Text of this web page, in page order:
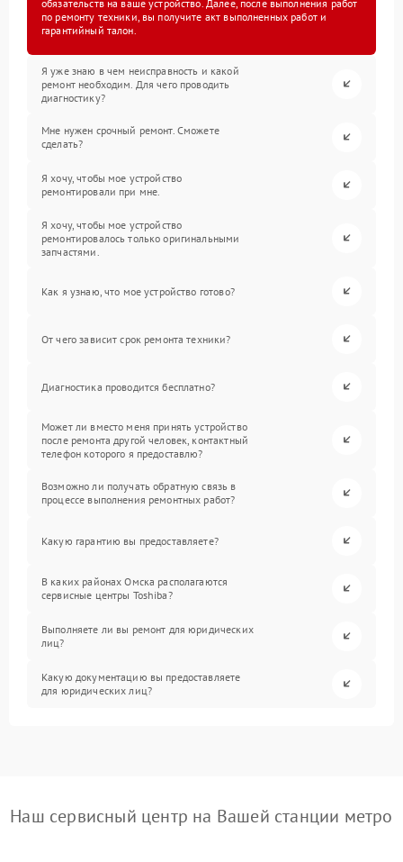
обязательств на ваше устройство. Далее, после выполнения работ
по ремонту техники, вы получите акт выполненных работ и
гарантийный талон.
Я уже знаю в чем неисправность и какой
ремонт необходим. Для чего проводить
диагностику?
Мне нужен срочный ремонт. Сможете
сделать?
Я хочу, чтобы мое устройство
ремонтировали при мне.
Я хочу, чтобы мое устройство
ремонтировалось только оригинальными
запчастями.
Как я узнаю, что мое устройство готово?
От чего зависит срок ремонта техники?
Диагностика проводится бесплатно?
Может ли вместо меня принять устройство
после ремонта другой человек, контактный
телефон которого я предоставлю?
Возможно ли получать обратную связь в
процессе выполнения ремонтных работ?
Какую гарантию вы предоставляете?
В каких районах Омска располагаются
сервисные центры Toshiba?
Выполняете ли вы ремонт для юридических
лиц?
Какую документацию вы предоставляете
для юридических лиц?
Наш сервисный центр на Вашей станции метро